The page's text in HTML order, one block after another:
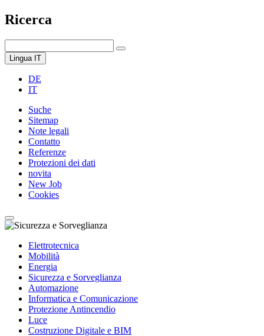
Ricerca
Lingua IT
DE
IT
Suche
Sitemap
Note legali
Contatto
Referenze
Protezioni dei dati
novita
New Job
Cookies
Elettrotecnica
Mobilità
Energia
Sicurezza e Sorveglianza
Automazione
Informatica e Comunicazione
Protezione Antincendio
Luce
Costruzione Digitale e BIM